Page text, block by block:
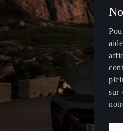
sur